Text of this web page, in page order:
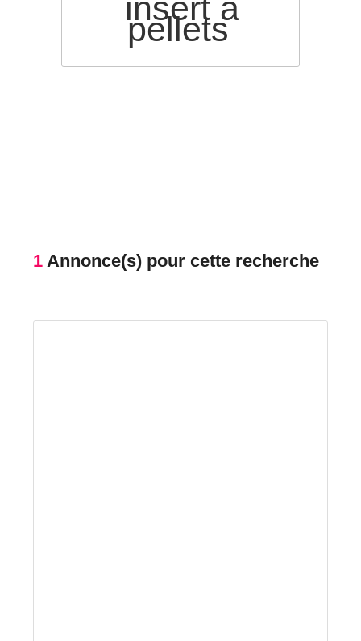
insert à
pellets
1 Annonce(s) pour cette recherche